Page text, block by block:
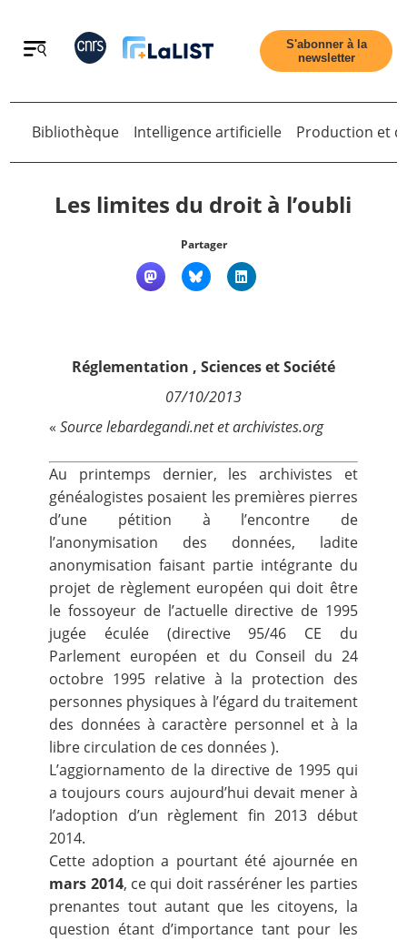
Retour
Qui sommes nous ?
Contact
Nous suivre
S'abonner à la
newsletter
Retour
Bibliothèque Intelligence artificielle Production et
Les limites du droit à l’oubli
Partager
Réglementation , Sciences et Société
07/10/2013
«Source lebardegandi.net et archivistes.org
Au printemps dernier, les archivistes et
généalogistes posaient les premières pierres
d’une pétition à l’encontre de
l’anonymisation des données, ladite
anonymisation faisant partie intégrante du
projet de règlement européen qui doit être
le fossoyeur de l’actuelle directive de 1995
jugée éculée (directive 95/46 CE du
Parlement européen et du Conseil du 24
octobre 1995 relative à la protection des
personnes physiques à l’égard du traitement
des données à caractère personnel et à la
libre circulation de ces données ).
L’aggiornamento de la directive de 1995 qui
a toujours cours aujourd’hui devait mener à
l’adoption d’un règlement fin 2013 début
2014.
Cette adoption a pourtant été ajournée en
mars 2014, ce qui doit rasséréner les parties
prenantes tout autant que les citoyens, la
question étant d’importance tant pour les